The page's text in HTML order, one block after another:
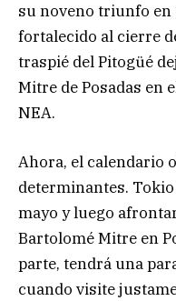
su noveno triunfo
fortalecido al cierre
traspié del Pitogüé
Mitre de Posadas en
NEA.
Ahora, el calendario
determinantes. Tokio
mayo y luego
Bartolomé Mitre en
parte, tendrá una
cuando visite